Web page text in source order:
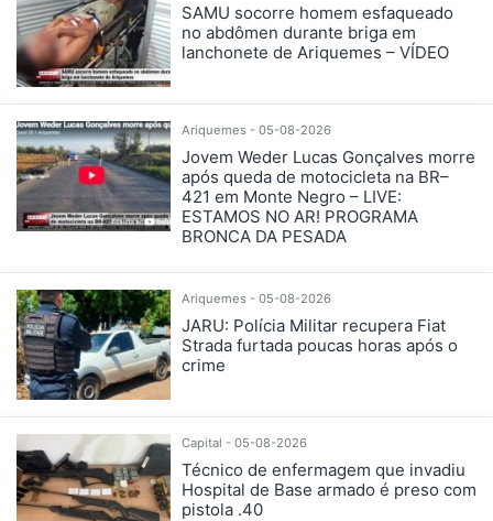
SAMU socorre homem esfaqueado
no abdômen durante briga em
lanchonete de Ariquemes – VÍDEO
Ariquemes - 05-08-2026
Jovem Weder Lucas Gonçalves morre
após queda de motocicleta na BR–
421 em Monte Negro – LIVE:
ESTAMOS NO AR! PROGRAMA
BRONCA DA PESADA
Ariquemes - 05-08-2026
JARU: Polícia Militar recupera Fiat
Strada furtada poucas horas após o
crime
Capital - 05-08-2026
Técnico de enfermagem que invadiu
Hospital de Base armado é preso com
pistola .40